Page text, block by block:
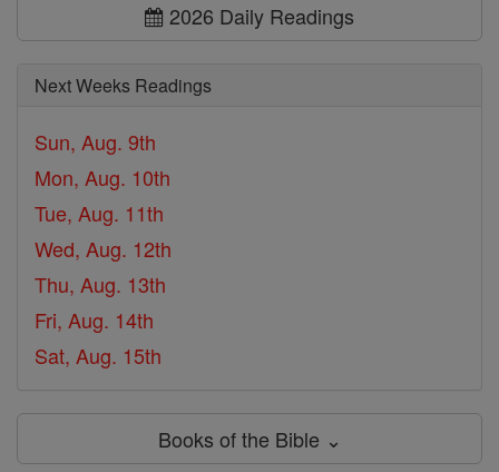
2026 Daily Readings
Next Weeks Readings
Sun, Aug. 9th
Mon, Aug. 10th
Tue, Aug. 11th
Wed, Aug. 12th
Thu, Aug. 13th
Fri, Aug. 14th
Sat, Aug. 15th
Books of the Bible ⌄